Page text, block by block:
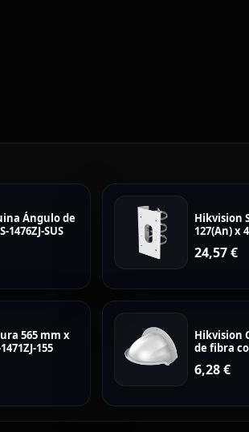
Ángulo de
SUS
Hikvision
127(An) x
24,57€
565 mm x
155
Hikvision
de fibra
6,28€